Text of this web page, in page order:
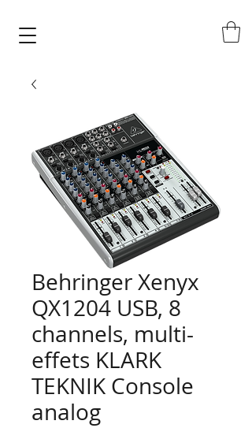
Behringer Xenyx
QX1204 USB, 8
channels, multi-
effets KLARK
TEKNIK Console
analog